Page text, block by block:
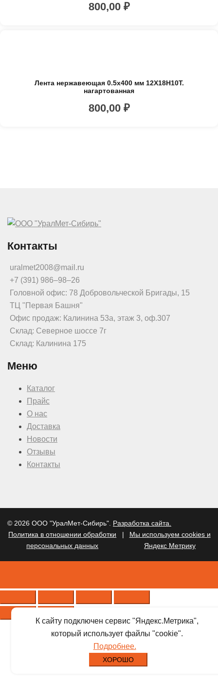
800,00 ₽
Лента нержавеющая 0.5х400 мм 12Х18Н10Т.
нагартованная
800,00 ₽
Контакты
uralmet2008@mail.ru
+7 (391) 986‒98‒26
Головной офис: 78 Добровольческой Бригады, 15
ТЦ "Первая Башня"
Офис продаж: Калинина 53а, этаж 3, оф.307
Склад: Северное шоссе 7г
Склад: Калинина 175
Меню
Каталог
Прайс
О нас
Доставка
Новости
Отзывы
Контакты
© 2026 ООО "УралМет-Сибирь". Разработка сайта.
Политика в отношении обработки
персональных данных
|
Мы используем cookies и
Яндекс Метрику
К сайту подключен сервис "Яндекс.Метрика",
который использует файлы "cookie".
Подробнее.
ХОРОШО